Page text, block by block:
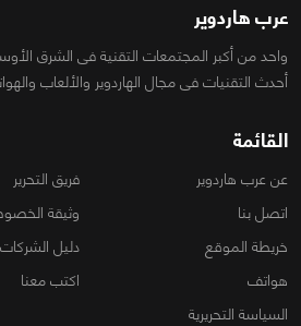
عرب هاردوير
واحد من أكبر المجتمعات التقنية فى الشرق
أحدث التقنيات فى مجال الهاردوير والألعاب
القائمة
عن عرب هاردوير
فريق التحرير
اتصل بنا
وثيقة
خريطة الموقع
دليل الشركات
هواتف
اكتب معنا
السياسة التحريرية